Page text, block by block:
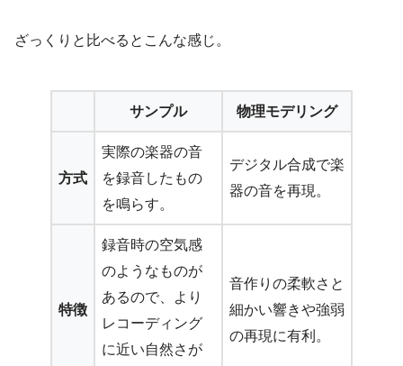
ざっくりと比べるとこんな感じ。
サンプル 物理モデリング
方式
実際の楽器の音
を録音したもの
を鳴らす。
デジタル合成で楽
器の音を再現。
特徴
録音時の空気感
のようなものが
あるので、より
レコーディング
に近い自然さが
音作りの柔軟さと
細かい響きや強弱
の再現に有利。